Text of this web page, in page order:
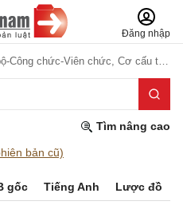
Đăng nhập
Công chức-Viên chức, Cơ cấu tổ chức
Tìm nâng cao
bản cũ)
gốc Tiếng Anh Lược đồ